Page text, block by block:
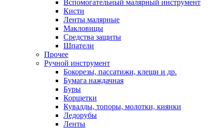
Вспомогательный малярный инструмент
Кисти
Ленты малярные
Макловицы
Средства защиты
Шпатели
Прочее
Ручной инструмент
Бокорезы, пассатижи, клещи и др.
Бумага наждачная
Буры
Корщетки
Кувалды, топоры, молотки, киянки
Ледорубы
Ленты